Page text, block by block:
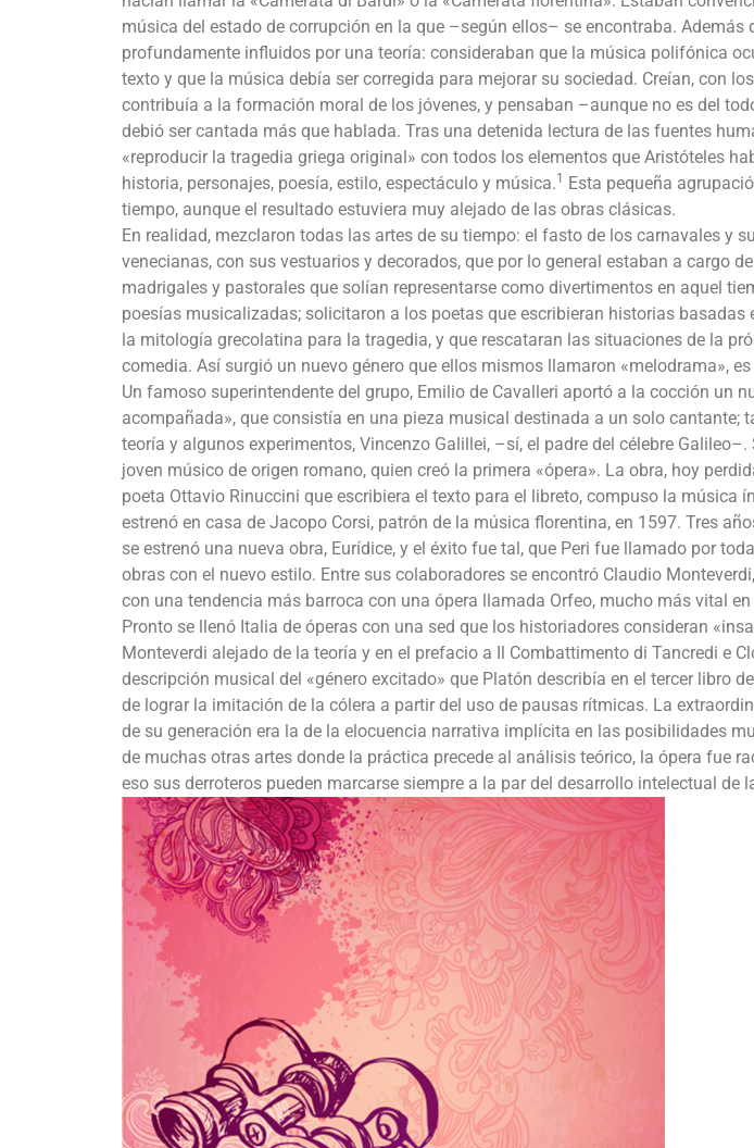
música del estado de corrupción en la que –según ellos– se encontraba. Además
profundamente influidos por una teoría: consideraban que la música polifónica
texto y que la música debía ser corregida para mejorar su sociedad. Creían, con
contribuía a la formación moral de los jóvenes, y pensaban –aunque no es del
debió ser cantada más que hablada. Tras una detenida lectura de las fuentes
«reproducir la tragedia griega original» con todos los elementos que Aristóteles
historia, personajes, poesía, estilo, espectáculo y música.1 Esta pequeña
tiempo, aunque el resultado estuviera muy alejado de las obras clásicas.
En realidad, mezclaron todas las artes de su tiempo: el fasto de los carnavales y
venecianas, con sus vestuarios y decorados, que por lo general estaban a cargo
madrigales y pastorales que solían representarse como divertimentos en aquel
poesías musicalizadas; solicitaron a los poetas que escribieran historias basadas
la mitología grecolatina para la tragedia, y que rescataran las situaciones de la
comedia. Así surgió un nuevo género que ellos mismos llamaron «melodrama»,
Un famoso superintendente del grupo, Emilio de Cavalleri aportó a la cocción un
acompañada», que consistía en una pieza musical destinada a un solo cantante;
teoría y algunos experimentos, Vincenzo Galillei, –sí, el padre del célebre
joven músico de origen romano, quien creó la primera «ópera». La obra, hoy
poeta Ottavio Rinuccini que escribiera el texto para el libreto, compuso la música
estrenó en casa de Jacopo Corsi, patrón de la música florentina, en 1597. Tres
se estrenó una nueva obra, Eurídice, y el éxito fue tal, que Peri fue llamado por
obras con el nuevo estilo. Entre sus colaboradores se encontró Claudio
con una tendencia más barroca con una ópera llamada Orfeo, mucho más vital
Pronto se llenó Italia de óperas con una sed que los historiadores consideran
Monteverdi alejado de la teoría y en el prefacio a Il Combattimento di Tancredi e
descripción musical del «género excitado» que Platón describía en el tercer libro
de lograr la imitación de la cólera a partir del uso de pausas rítmicas. La
de su generación era la de la elocuencia narrativa implícita en las posibilidades
de muchas otras artes donde la práctica precede al análisis teórico, la ópera fue
eso sus derroteros pueden marcarse siempre a la par del desarrollo intelectual de